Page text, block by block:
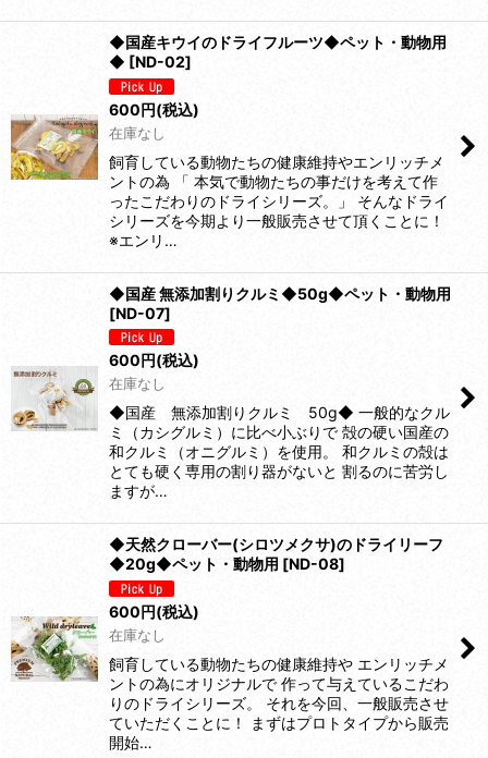
◆国産キウイのドライフルーツ◆ペット・動物用
◆ [ND-02]
600円(税込)
在庫なし
飼育している動物たちの健康維持やエンリッチメ
ントの為 「 本気で動物たちの事だけを考えて作
ったこだわりのドライシリーズ。」 そんなドライ
シリーズを今期より一般販売させて頂くことに！
※エンリ…
◆国産 無添加割りクルミ◆50g◆ペット・動物用
[ND-07]
600円(税込)
在庫なし
◆国産 無添加割りクルミ 50g◆ 一般的なクル
ミ（カシグルミ）に比べ小ぶりで 殻の硬い国産の
和クルミ（オニグルミ）を使用。 和クルミの殻は
とても硬く専用の割り器がないと 割るのに苦労し
ますが…
◆天然クローバー(シロツメクサ)のドライリーフ
◆20g◆ペット・動物用 [ND-08]
600円(税込)
在庫なし
飼育している動物たちの健康維持や エンリッチメ
ントの為にオリジナルで 作って与えているこだわ
りのドライシリーズ。 それを今回、一般販売させ
ていただくことに！ まずはプロトタイプから販売
開始…